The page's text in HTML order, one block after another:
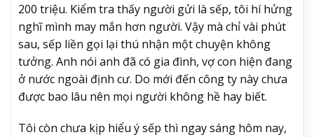
200 triệu. Kiểm tra thấy người gửi là sếp, tôi hí hửng
nghĩ mình may mắn hơn người. Vậy mà chỉ vài phút
sau, sếp liền gọi lại thú nhận một chuyện không
tưởng. Anh nói anh đã có gia đình, vợ con hiện đang
ở nước ngoài định cư. Do mới đến công ty này chưa
được bao lâu nên mọi người không hề hay biết.
Tôi còn chưa kịp hiểu ý sếp thì ngay sáng hôm nay,